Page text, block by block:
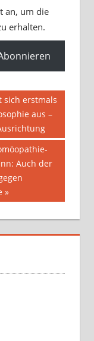
an, um die
erhalten.
sich erstmals
aus –
Auch der